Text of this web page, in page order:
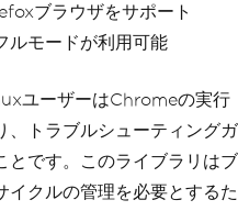
ブラウザをサポート
ルモードが利用可能
ユーザーはChromeの実行
、トラブルシューティングガ
とです。このライブラリはブ
イクルの管理を必要とするた